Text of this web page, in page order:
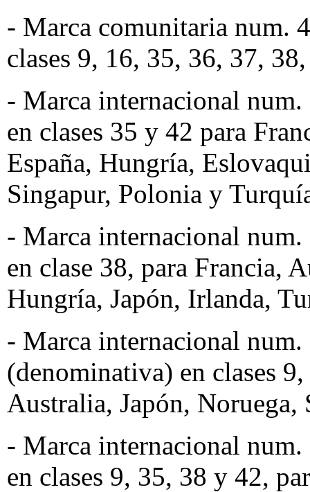
- Marca comunitaria num.
clases 9, 16, 35, 36, 37,
- Marca internacional
en clases 35 y 42 para
España, Hungría,
Singapur, Polonia y
- Marca internacional
en clase 38, para Francia,
Hungría, Japón, Irlanda,
- Marca internacional
(denominativa) en clases
Australia, Japón,
- Marca internacional
en clases 9, 35, 38 y 42,